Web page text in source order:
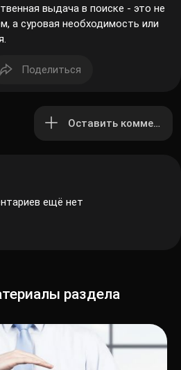
выдача в поиске - это не
а суровая необходимость или
Поделиться
Оставить
ещё нет
раздела